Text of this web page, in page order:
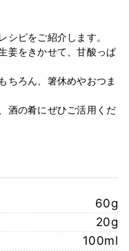
シピをご紹介します。
姜をきかせて、甘酸っぱ
ちろん、箸休めやおつま
酒の肴にぜひご活用くだ
60g
20g
100ml